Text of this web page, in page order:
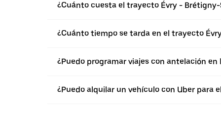
¿Cuánto cuesta el trayecto Évry - Brétigny-
¿Cuánto tiempo se tarda en el trayecto
¿Puedo programar viajes con antelación en
¿Puedo alquilar un vehículo con Uber para